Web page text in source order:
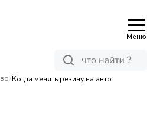
Меню
/Когда менять резину на авто